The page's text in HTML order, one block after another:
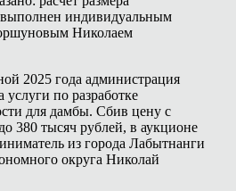
выполнен индивидуальным
Николаем
2025 года администрация
по разработке
для дамбы. Сбив цену с
380 тысяч рублей, в аукционе
из города Лабытнанги
округа Николай